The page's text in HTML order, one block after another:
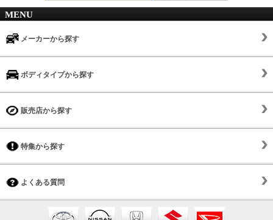
MENU
メーカーから探す
ボディタイプから探す
販売店から探す
特集から探す
よくある質問